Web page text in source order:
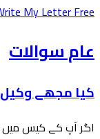
My Letter Free
عام سوالات
کیا مجھے
اگر آپ کے کیس میں